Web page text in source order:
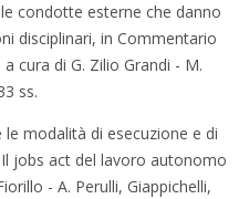
condotte esterne che danno
disciplinari, in Commentario
cura di G. Zilio Grandi - M.
ss.
le modalità di esecuzione e di
jobs act del lavoro autonomo
- A. Perulli, Giappichelli,